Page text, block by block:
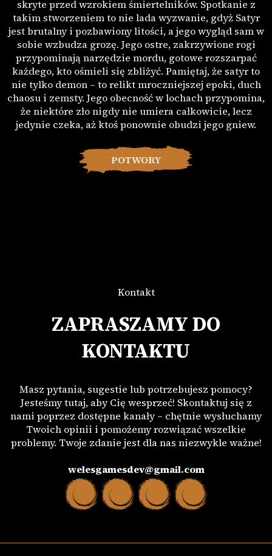
skryte przed wzrokiem śmiertelników. Spotkanie z
takim stworzeniem to nie lada wyzwanie, gdyż Satyr
jest brutalny i pozbawiony litości, a jego wygląd sam w
sobie wzbudza grozę. Jego ostre, zakrzywione rogi
przypominają narzędzie mordu, gotowe rozszarpać
każdego, kto ośmieli się zbliżyć. Pamiętaj, że satyr to
nie tylko demon – to relikt mroczniejszej epoki, duch
chaosu i zemsty. Jego obecność w lochach przypomina,
że niektóre zło nigdy nie umiera całkowicie, lecz
jedynie czeka, aż ktoś ponownie obudzi jego gniew.
POTWORY
Kontakt
ZAPRASZAMY DO
KONTAKTU
Masz pytania, sugestie lub potrzebujesz pomocy?
Jesteśmy tutaj, aby Cię wesprzeć! Skontaktuj się z
nami poprzez dostępne kanały – chętnie wysłuchamy
Twoich opinii i pomożemy rozwiązać wszelkie
problemy. Twoje zdanie jest dla nas niezwykle ważne!
welesgamesdev@gmail.com